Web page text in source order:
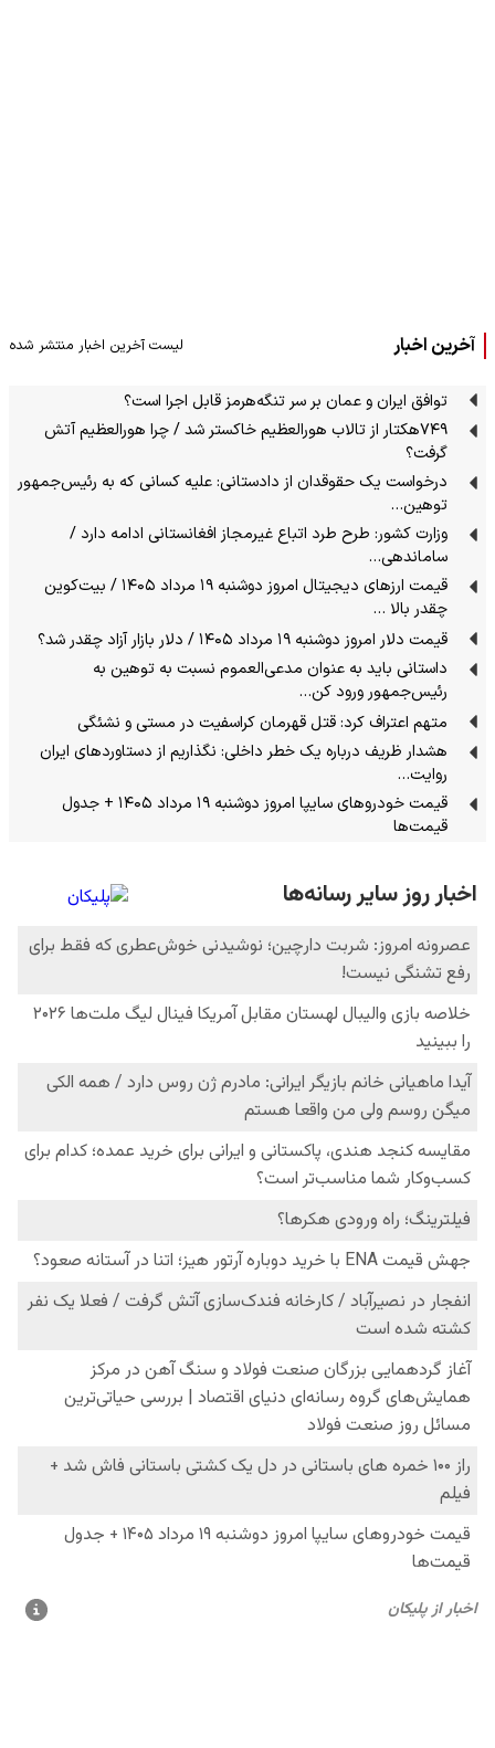
آخرین اخبار لیست آخرین اخبار منتشر شده
توافق ایران و عمان بر سر تنگه‌هرمز قابل اجرا است؟
۷۴۹هکتار از تالاب هورالعظیم خاکستر شد / چرا هورالعظیم آتش
گرفت؟
درخواست یک حقوقدان از دادستانی: علیه کسانی که به رئیس‌جمهور
توهین…
وزارت کشور: طرح طرد اتباع غیرمجاز افغانستانی ادامه دارد /
ساماندهی…
قیمت ارز‌های دیجیتال امروز دوشنبه ۱۹ مرداد ۱۴۰۵ / بیت‌کوین
چقدر بالا …
قیمت دلار امروز دوشنبه ۱۹ مرداد ۱۴۰۵ / دلار بازار آزاد چقدر شد؟
داستانی باید به عنوان مدعی‌العموم نسبت به توهین به
رئیس‌جمهور ورود کن…
متهم اعتراف کرد: قتل قهرمان کراسفیت در مستی و نشئگی
هشدار ظریف درباره یک خطر داخلی: نگذاریم از دستاوردهای ایران
روایت…
قیمت خودرو‌های سایپا امروز دوشنبه ۱۹ مرداد ۱۴۰۵ + جدول
قیمت‌‌ها